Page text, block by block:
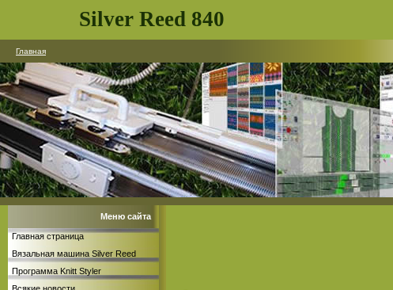
Silver Reed 840
Главная
Меню сайта
Главная страница
Вязальная машина Silver Reed
Программа Knitt Styler